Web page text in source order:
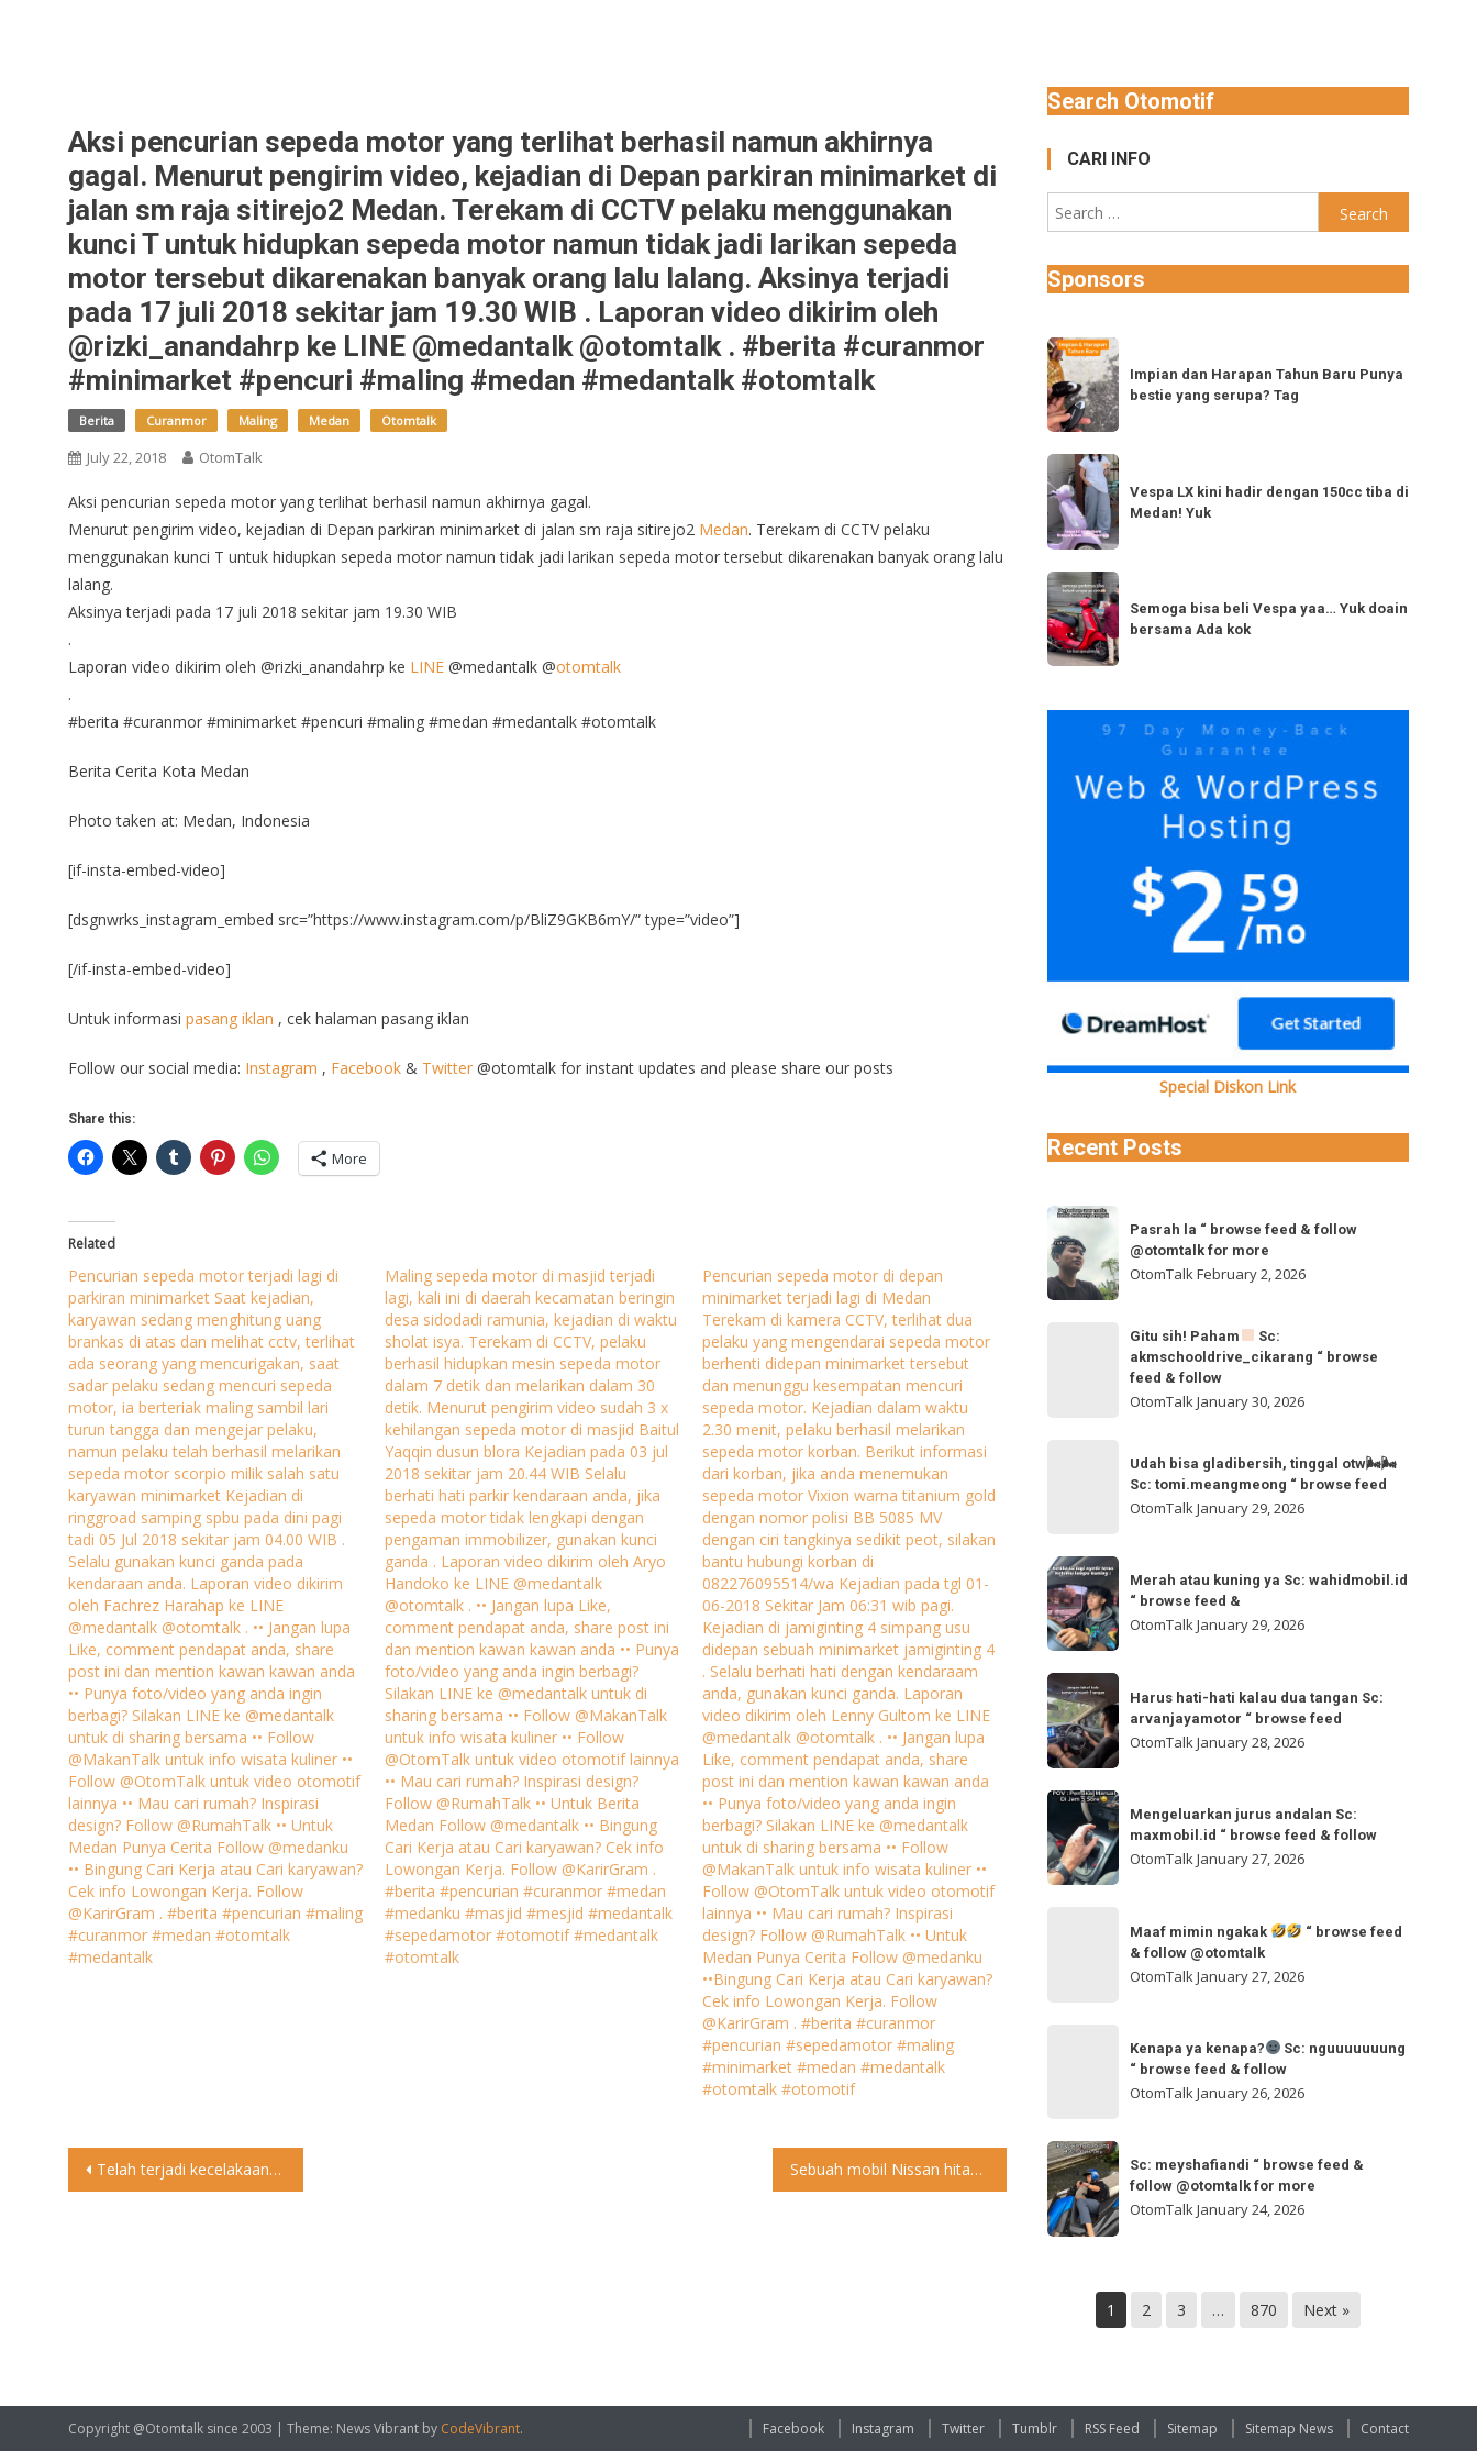
Aksi pencurian sepeda motor yang terlihat berhasil namun akhirnya
gagal. Menurut pengirim video, kejadian di Depan parkiran minimarket di
jalan sm raja sitirejo2 Medan. Terekam di CCTV pelaku menggunakan
kunci T untuk hidupkan sepeda motor namun tidak jadi larikan sepeda
motor tersebut dikarenakan banyak orang lalu lalang. Aksinya terjadi
pada 17 juli 2018 sekitar jam 19.30 WIB . Laporan video dikirim oleh
@rizki_anandahrp ke LINE @medantalk @otomtalk . #berita #curanmor
#minimarket #pencuri #maling #medan #medantalk #otomtalk
Berita Curanmor Maling Medan Otomtalk
July 22, 2018 OtomTalk
Aksi pencurian sepeda motor yang terlihat berhasil namun akhirnya gagal.
Menurut pengirim video, kejadian di Depan parkiran minimarket di jalan sm raja sitirejo2 Medan. Terekam di CCTV pelaku
menggunakan kunci T untuk hidupkan sepeda motor namun tidak jadi larikan sepeda motor tersebut dikarenakan banyak orang lalu
lalang.
Aksinya terjadi pada 17 juli 2018 sekitar jam 19.30 WIB
.
Laporan video dikirim oleh @rizki_anandahrp ke LINE @medantalk @otomtalk
.
#berita #curanmor #minimarket #pencuri #maling #medan #medantalk #otomtalk
Berita Cerita Kota Medan
Photo taken at: Medan, Indonesia
[if-insta-embed-video]
[dsgnwrks_instagram_embed src=”https://www.instagram.com/p/BliZ9GKB6mY/” type=”video”]
[/if-insta-embed-video]
Untuk informasi pasang iklan , cek halaman pasang iklan
Follow our social media: Instagram , Facebook & Twitter @otomtalk for instant updates and please share our posts
Share this:
More
Related
Pencurian sepeda motor terjadi lagi di
parkiran minimarket Saat kejadian,
karyawan sedang menghitung uang
brankas di atas dan melihat cctv, terlihat
ada seorang yang mencurigakan, saat
sadar pelaku sedang mencuri sepeda
motor, ia berteriak maling sambil lari
turun tangga dan mengejar pelaku,
namun pelaku telah berhasil melarikan
sepeda motor scorpio milik salah satu
karyawan minimarket Kejadian di
ringgroad samping spbu pada dini pagi
tadi 05 Jul 2018 sekitar jam 04.00 WIB .
Selalu gunakan kunci ganda pada
kendaraan anda. Laporan video dikirim
oleh Fachrez Harahap ke LINE
@medantalk @otomtalk . •• Jangan lupa
Like, comment pendapat anda, share
post ini dan mention kawan kawan anda
•• Punya foto/video yang anda ingin
berbagi? Silakan LINE ke @medantalk
untuk di sharing bersama •• Follow
@MakanTalk untuk info wisata kuliner ••
Follow @OtomTalk untuk video otomotif
lainnya •• Mau cari rumah? Inspirasi
design? Follow @RumahTalk •• Untuk
Medan Punya Cerita Follow @medanku
•• Bingung Cari Kerja atau Cari karyawan?
Cek info Lowongan Kerja. Follow
@KarirGram . #berita #pencurian #maling
#curanmor #medan #otomtalk
#medantalk
Maling sepeda motor di masjid terjadi
lagi, kali ini di daerah kecamatan beringin
desa sidodadi ramunia, kejadian di waktu
sholat isya. Terekam di CCTV, pelaku
berhasil hidupkan mesin sepeda motor
dalam 7 detik dan melarikan dalam 30
detik. Menurut pengirim video sudah 3 x
kehilangan sepeda motor di masjid Baitul
Yaqqin dusun blora Kejadian pada 03 jul
2018 sekitar jam 20.44 WIB Selalu
berhati hati parkir kendaraan anda, jika
sepeda motor tidak lengkapi dengan
pengaman immobilizer, gunakan kunci
ganda . Laporan video dikirim oleh Aryo
Handoko ke LINE @medantalk
@otomtalk . •• Jangan lupa Like,
comment pendapat anda, share post ini
dan mention kawan kawan anda •• Punya
foto/video yang anda ingin berbagi?
Silakan LINE ke @medantalk untuk di
sharing bersama •• Follow @MakanTalk
untuk info wisata kuliner •• Follow
@OtomTalk untuk video otomotif lainnya
•• Mau cari rumah? Inspirasi design?
Follow @RumahTalk •• Untuk Berita
Medan Follow @medantalk •• Bingung
Cari Kerja atau Cari karyawan? Cek info
Lowongan Kerja. Follow @KarirGram .
#berita #pencurian #curanmor #medan
#medanku #masjid #mesjid #medantalk
#sepedamotor #otomotif #medantalk
#otomtalk
Pencurian sepeda motor di depan
minimarket terjadi lagi di Medan
Terekam di kamera CCTV, terlihat dua
pelaku yang mengendarai sepeda motor
berhenti didepan minimarket tersebut
dan menunggu kesempatan mencuri
sepeda motor. Kejadian dalam waktu
2.30 menit, pelaku berhasil melarikan
sepeda motor korban. Berikut informasi
dari korban, jika anda menemukan
sepeda motor Vixion warna titanium gold
dengan nomor polisi BB 5085 MV
dengan ciri tangkinya sedikit peot, silakan
bantu hubungi korban di
082276095514/wa Kejadian pada tgl 01-
06-2018 Sekitar Jam 06:31 wib pagi.
Kejadian di jamiginting 4 simpang usu
didepan sebuah minimarket jamiginting 4
. Selalu berhati hati dengan kendaraam
anda, gunakan kunci ganda. Laporan
video dikirim oleh Lenny Gultom ke LINE
@medantalk @otomtalk . •• Jangan lupa
Like, comment pendapat anda, share
post ini dan mention kawan kawan anda
•• Punya foto/video yang anda ingin
berbagi? Silakan LINE ke @medantalk
untuk di sharing bersama •• Follow
@MakanTalk untuk info wisata kuliner ••
Follow @OtomTalk untuk video otomotif
lainnya •• Mau cari rumah? Inspirasi
design? Follow @RumahTalk •• Untuk
Medan Punya Cerita Follow @medanku
••Bingung Cari Kerja atau Cari karyawan?
Cek info Lowongan Kerja. Follow
@KarirGram . #berita #curanmor
#pencurian #sepedamotor #maling
#minimarket #medan #medantalk
#otomtalk #otomotif
Post
Telah terjadi kecelakaan truk menghantam pohon di tengah pembatas jalan dan terbalik Di jalan kayu besar Medan Kejadian Sekitar jam 16.00 WIB 21 Jul 2018 Selalu berhati hati berkendaraan Utamakan keselamatan daripada kecepatan Laporan video dikirim oleh @indravija24 ke LINE @medantalk @otomtalk . #berita #kecelakaan #medantalk #otomtalk #trukterbalik Sebuah mobil Nissan hitam melawan arah di jln helvetia simpang lima, Medan. Menurut pengirim video, pengemudi mobil masih ngotot dan marah walaupun sudah melawan arah. Pernahkah anda ketemu hal yang sama dijalan. Pengguna jalan dihimbau untuk tetap bersabar dijalan dan taati peraturan lalu lintas dan markas jalan. Kejadian 09 Jul 2018 Laporan video dikirim oleh @ilvan.pristianto123 ke LINE dan @otomtalk . •• Jangan lupa Like, comment pendapat anda, share post ini dan mention kawan kawan anda •• Punya foto/video yang anda ingin berbagi? Silakan LINE ke @medantalk untuk di sharing bersama •• Follow @MakanTalk untuk info wisata kuliner •• Follow @OtomTalk untuk video otomotif lainnya •• Mau cari rumah? Inspirasi design? Follow @RumahTalk •• Untuk Medan Punya Cerita Follow @medanku •• Bingung Cari Kerja atau Cari karyawan? Cek info Lowongan Kerja. Follow @KarirGram . #berita #lalulintas #otomtalk #medan #medantalk #lawanarus
Search Otomotif
CARI INFO
Search
for:
Sponsors
Impian
dan
Harapan
Tahun
Baru
Punya
bestie
yang
Tag
Impian dan Harapan Tahun Baru Punya
bestie yang serupa? Tag
Vespa
LX
kini
hadir
dengan
150cc
tiba
di
Yuk
Vespa LX kini hadir dengan 150cc tiba di
Medan! Yuk
Semoga
bisa
beli
Vespa
Yuk
bersama
Semoga bisa beli Vespa yaa… Yuk doain
bersama Ada kok
Special Diskon Link
Recent Posts
Pasrah
la
browse
@otomtalk
Pasrah la “ browse feed & follow
@otomtalk for more
OtomTalkFebruary 2, 2026
akmschooldrive_cikarang
&
follow
Gitu sih! Paham
Sc:
akmschooldrive_cikarang “ browse
feed & follow
OtomTalkJanuary 30, 2026
gladibersih,
otw
🌬
🌬
Sc:
“
browse
feed
Udah bisa gladibersih, tinggal otw🌬🌬
Sc: tomi.meangmeong “ browse feed
OtomTalkJanuary 29, 2026
Merah
atau
kuning
ya
Sc:
wahidmobil.id
“
browse
Merah atau kuning ya Sc: wahidmobil.id
“ browse feed &
OtomTalkJanuary 29, 2026
Harus
hati-
hati
kalau
dua
tangan
Sc:
arvanjayamotor
Harus hati-hati kalau dua tangan Sc:
arvanjayamotor “ browse feed
OtomTalkJanuary 28, 2026
Mengeluarkan
jurus
andalan
Sc:
Mengeluarkan jurus andalan Sc:
maxmobil.id “ browse feed & follow
OtomTalkJanuary 27, 2026
follow
@otomtalk
Maaf mimin ngakak
“ browse feed
& follow @otomtalk
OtomTalk January 27, 2026
Sc:
nguuuuuuung
“
browse
follow
Kenapa ya kenapa?
Sc: nguuuuuuung
“ browse feed & follow
OtomTalkJanuary 26, 2026
Sc:
meyshafiandi
“
browse
Sc: meyshafiandi “ browse feed &
follow @otomtalk for more
OtomTalkJanuary 24, 2026
1 2 3 … 870 Next »
Copyright @Otomtalk since 2003 | Theme: News Vibrant by CodeVibrant. Facebook Instagram Twitter Tumblr RSS Feed Sitemap Sitemap News Contact